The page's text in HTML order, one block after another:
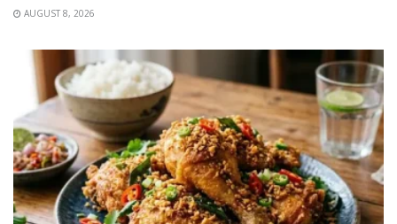
AUGUST 8, 2026